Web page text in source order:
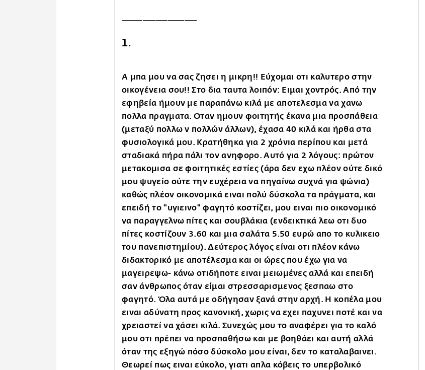
1.
Α μπα μου να σας ζησει η μικρη!! Εύχομαι οτι καλυτερο στην
οικογένεια σου!! Στο δια ταυτα λοιπόν: Ειμαι χοντρός. Από την
εφηβεία ήμουν με παραπάνω κιλά με αποτελεσμα να χανω
πολλα πραγματα. Οταν ημουν φοιτητής έκανα μια προσπάθεια
(μεταξύ πολλω ν πολλών άλλων), έχασα 40 κιλά και ήρθα στα
φυσιολογικά μου. Κρατήθηκα για 2 χρόνια περίπου και μετά
σταδιακά πήρα πάλι τον ανηφορο. Αυτό για 2 λόγους: πρώτον
μετακομισα σε φοιτητικές εστίες (άρα δεν εχω πλέον ούτε δικό
μου ψυγείο ούτε την ευχέρεια να πηγαίνω συχνά για ψώνια)
καθώς πλέον οικονομικά ειναι πολύ δύσκολα τα πράγματα, και
επειδή το "υγιεινο" φαγητό κοστίζει, μου ειναι πιο οικονομικό
να παραγγελνω πίτες και σουβλάκια (ενδεικτικά λεω οτι δυο
πίτες κοστίζουν 3.60 και μια σαλάτα 5.50 ευρώ απο το κυλικειο
του πανεπιστημίου). Δεύτερος λόγος είναι οτι πλέον κάνω
διδακτορικό με αποτέλεσμα και οι ώρες που έχω για να
μαγειρεψω- κάνω οτιδήποτε ειναι μειωμένες αλλά και επειδή
σαν άνθρωπος όταν είμαι στρεσσαρισμενος ξεσπαω στο
φαγητό. Όλα αυτά με οδήγησαν ξανά στην αρχή. Η κοπέλα μου
ειναι αδύνατη προς κανονική, χωρις να εχει παχυνει ποτέ και να
χρειαστεί να χάσει κιλά. Συνεχώς μου το αναφέρει για το καλό
μου οτι πρέπει να προσπαθήσω και με βοηθάει και αυτή αλλά
όταν της εξηγώ πόσο δύσκολο μου είναι, δεν το καταλαβαινει.
Θεωρεί πως ειναι εύκολο, γιατι απλα κόβεις το υπερβολικό